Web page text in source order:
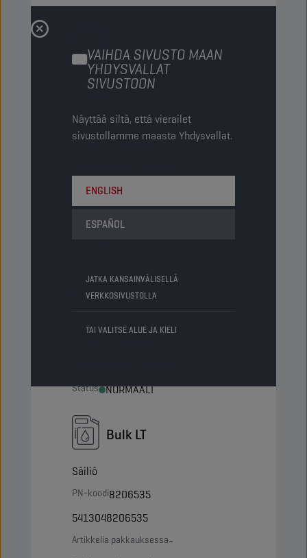
VAIHDA SIVUSTO MAAN
YHDYSVALLAT
SIVUSTOON
Näyttää siltä, että vierailet
sivustollamme maasta Yhdysvallat.
ENGLISH
ESPAÑOL
JATKA KANSAINVÄLISELLÄ
VERKKOSIVUSTOLLA
TAI VALITSE ALUE JA KIELI
Tynnyri
5413048206337
Artikkelia pakkauksessa
Status NORMAALI
PN-koodi8206436
Status NORMAALI
Bulk LT
Säiliö
PN-koodi8206535
5413048206535
Artikkelia pakkauksessa-